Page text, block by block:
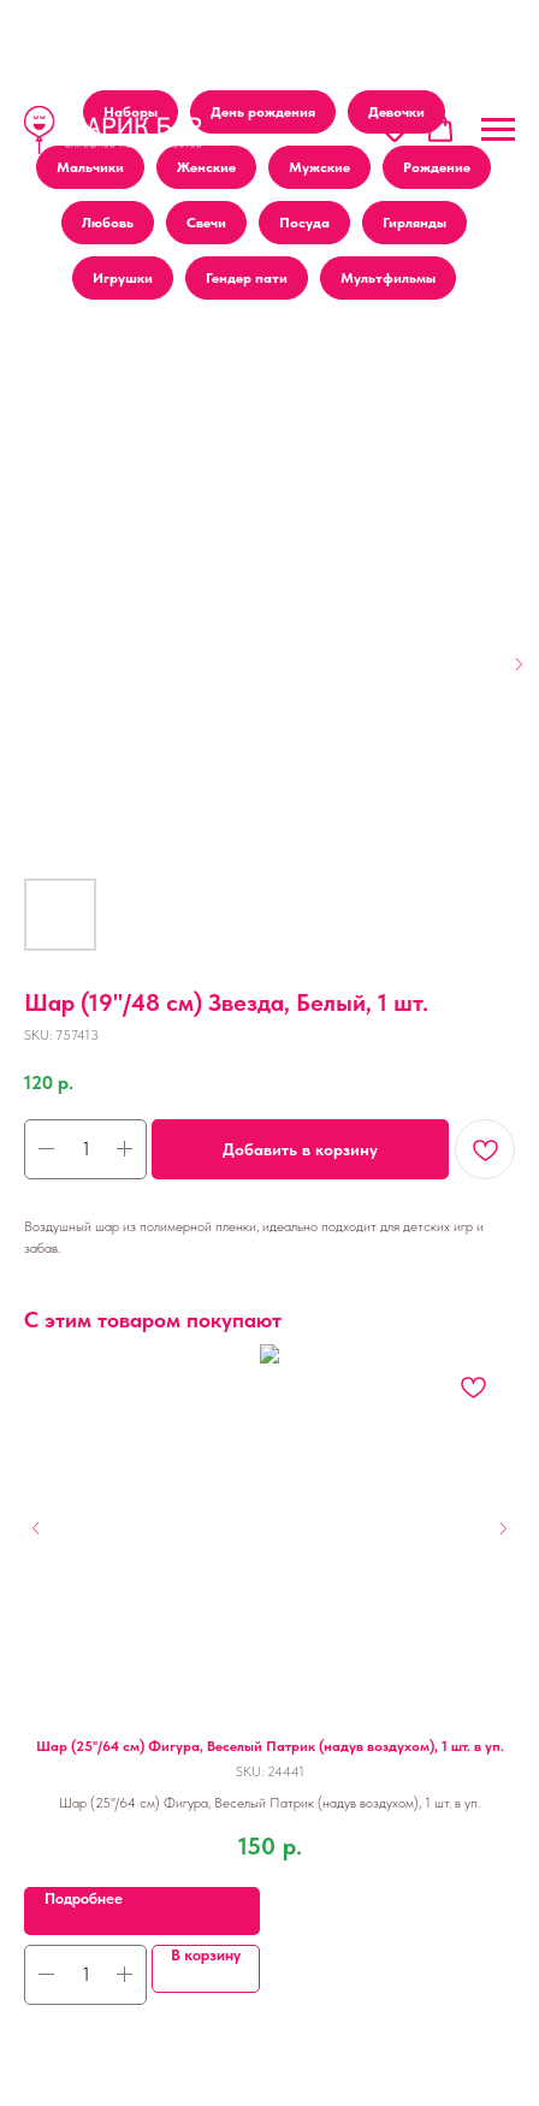
Наборы День рождения Девочки
Мальчики Женские Мужские Рождение
Любовь Свечи Посуда Гирлянды
Игрушки Гендер пати Мультфильмы
Шар (19''/48 см) Звезда, Белый, 1 шт.
SKU: 757413
120 р.
Добавить в корзину
Воздушный шар из полимерной пленки, идеально подходит для детских игр и
забав.
С этим товаром покупают
Шар (25''/64 см) Фигура, Веселый Патрик (надув воздухом), 1 шт. в уп.
SKU: 24441
Шар (25''/64 см) Фигура, Веселый Патрик (надув воздухом), 1 шт. в уп.
150 р.
Подробнее
В корзину